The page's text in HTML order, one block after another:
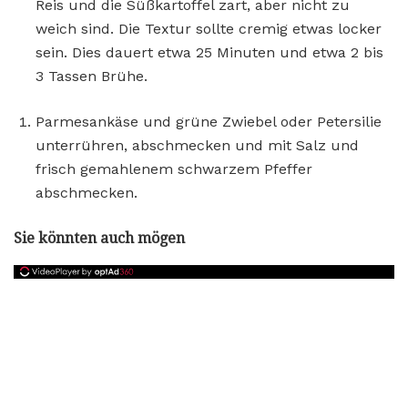
Reis und die Süßkartoffel zart, aber nicht zu
weich sind. Die Textur sollte cremig etwas locker
sein. Dies dauert etwa 25 Minuten und etwa 2 bis
3 Tassen Brühe.
Parmesankäse und grüne Zwiebel oder Petersilie
unterrühren, abschmecken und mit Salz und
frisch gemahlenem schwarzem Pfeffer
abschmecken.
Sie könnten auch mögen